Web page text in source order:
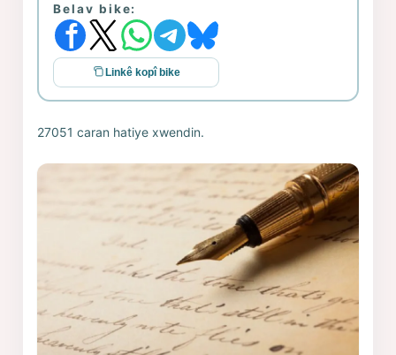
Belav bike:
Linkê kopî bike
27051 caran hatiye xwendin.